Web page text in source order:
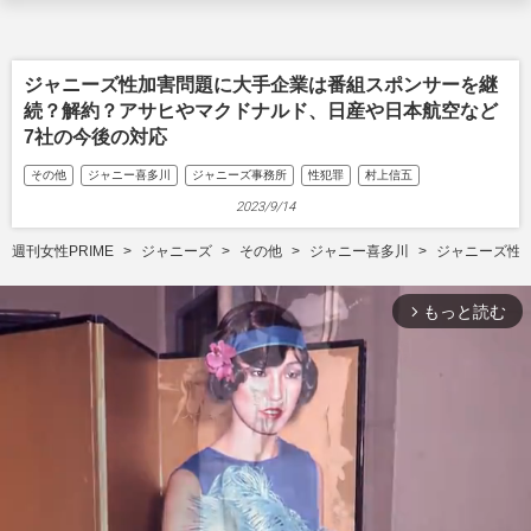
ジャニーズ性加害問題に大手企業は番組スポンサーを継
続？解約？アサヒやマクドナルド、日産や日本航空など
7社の今後の対応
その他 ジャニー喜多川 ジャニーズ事務所 性犯罪 村上信五
2023/9/14
週刊女性PRIME ジャニーズ その他 ジャニー喜多川 ジャニーズ性
arrow_forward_ios もっと読む